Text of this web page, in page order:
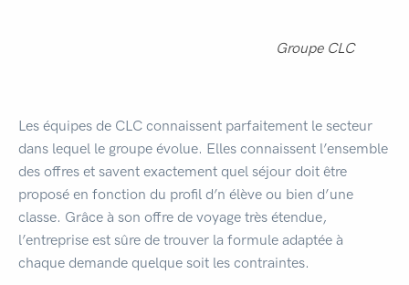
Groupe CLC
Les équipes de CLC connaissent parfaitement le secteur
dans lequel le groupe évolue. Elles connaissent l’ensemble
des offres et savent exactement quel séjour doit être
proposé en fonction du profil d’n élève ou bien d’une
classe. Grâce à son offre de voyage très étendue,
l’entreprise est sûre de trouver la formule adaptée à
chaque demande quelque soit les contraintes.